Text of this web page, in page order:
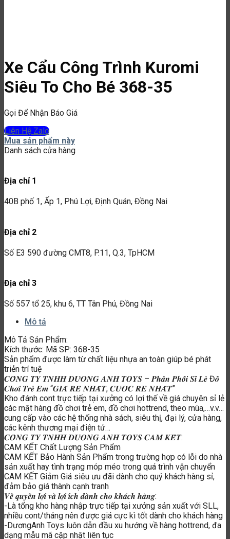
Xe Cẩu Công Trình Kuromi
Siêu To Cho Bé 368-35
Gọi Để Nhận Báo Giá
Liên Hệ Zalo
Mua sản phẩm này
Danh sách cửa hàng
Địa chỉ 1
40B phố 1, Ấp 1, Phú Lợi, Định Quán, Đồng Nai
Địa chỉ 2
Số E3 590 đường CMT8, P.11, Q.3, TpHCM
Địa chỉ 3
Số 557 tổ 25, khu 6, TT Tân Phú, Đồng Nai
Mô tả
Mô Tả Sản Phẩm:
Kích thước: Mã SP: 368-35
Sản phẩm được làm từ chất liệu nhựa an toàn giúp bé phát
triẻn trí tuệ
𝑪𝑶̂𝑵𝑮 𝑻𝒀 𝑻𝑵𝑯𝑯 𝑫𝑼̛𝑶̛𝑵𝑮 𝑨𝑵𝑯 𝑻𝑶𝒀𝑺 – 𝑷𝒉𝒂̂𝒏 𝑷𝒉𝒐̂́𝒊 𝑺𝒊̉ 𝑳𝒆̉ Đ𝒐̂̀
𝑪𝒉𝒐̛𝒊 𝑻𝒓𝒆̉ 𝑬𝒎 “𝑮𝑰𝑨́ 𝑹𝑬̉ 𝑵𝑯𝑨̂́𝑻, 𝑪𝑼̛𝑶̛́𝑪 𝑹𝑬̉ 𝑵𝑯𝑨̂́𝑻”
Kho đánh cont trực tiếp tại xưởng có lợi thế về giá chuyên sỉ lẻ
các mặt hàng đồ chơi trẻ em, đồ chơi hottrend, theo mùa,…v.v…
cung cấp vào các hệ thống nhà sách, siêu thị, đại lý, cửa hàng,
các kênh thương mại điện tử…
𝑪𝑶̂𝑵𝑮 𝑻𝒀 𝑻𝑵𝑯𝑯 𝑫𝑼̛𝑶̛𝑵𝑮 𝑨𝑵𝑯 𝑻𝑶𝒀𝑺 𝑪𝑨𝑴 𝑲𝑬̂́𝑻:
CAM KẾT Chất Lượng Sản Phẩm
CAM KẾT Bảo Hành Sản Phẩm trong trường hợp có lỗi do nhà
sản xuất hay tình trạng móp méo trong quá trình vận chuyển
CAM KẾT Giảm Giá siêu ưu đãi dành cho quý khách hàng sỉ,
đảm bảo giá thành cạnh tranh
𝑽𝒆̂̀ 𝒒𝒖𝒚𝒆̂̀𝒏 𝒍𝒐̛̣𝒊 𝒗𝒂̀ 𝒍𝒐̛̣𝒊 𝒊́𝒄𝒉 𝒅𝒂̀𝒏𝒉 𝒄𝒉𝒐 𝒌𝒉𝒂́𝒄𝒉 𝒉𝒂̀𝒏𝒈:
-Là tổng kho hàng nhập trực tiếp tại xưởng sản xuất với SLL,
nhiều cont/tháng nên được giá cực kì tốt dành cho khách hàng
-DươngAnh Toys luôn dẫn đầu xu hướng về hàng hottrend, đa
dạng mẫu mã cập nhật liên tục